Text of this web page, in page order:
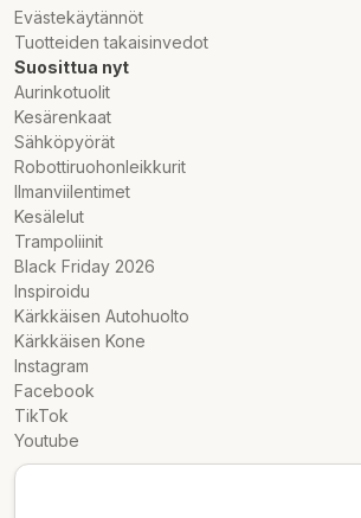
Evästekäytännöt
Tuotteiden takaisinvedot
Suosittua nyt
Aurinkotuolit
Kesärenkaat
Sähköpyörät
Robottiruohonleikkurit
Ilmanviilentimet
Kesälelut
Trampoliinit
Black Friday 2026
Inspiroidu
Kärkkäisen Autohuolto
Kärkkäisen Kone
Instagram
Facebook
TikTok
Youtube